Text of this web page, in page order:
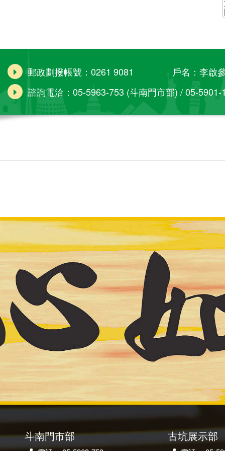
郵政劃撥帳號：0261 9081 戶名：李啟
諮詢電洽：05-5963-753 (斗南門市部) / 05-
斗南門市部 古坑展示部